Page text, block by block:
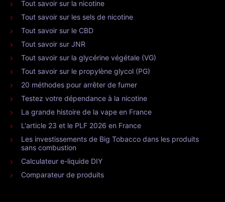
Tout savoir sur la nicotine
Tout savoir sur les sels de nicotine
Tout savoir sur le CBD
Tout savoir sur JNR
Tout savoir sur la glycérine végétale (VG)
Tout savoir sur le propylène glycol (PG)
20 méthodes pour arrêter de fumer
Testez votre dépendance à la nicotine
La grande histoire de la vape en France
L'article 23 et le PLF 2026 en France
Les investissements de Big Tobacco dans les produits
sans combustion
Calculateur e-liquide DIY
Comparateur de produits